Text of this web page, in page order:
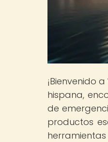
¡Bienvenido a
hispana,
de
productos